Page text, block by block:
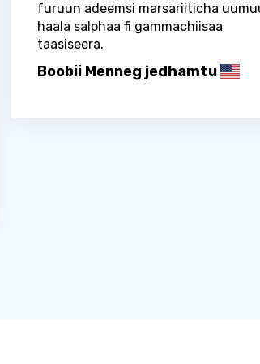
furuun adeemsi marsariiticha
haala salphaa fi gammachiisaa
taasiseera.
Boobii Menneg jedhamtu